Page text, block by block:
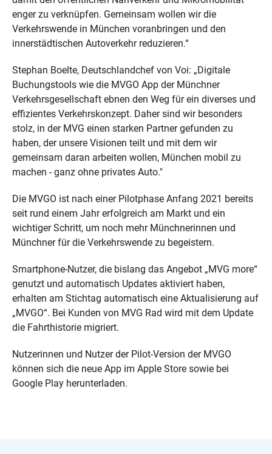
enger zu verknüpfen. Gemeinsam wollen wir die
Verkehrswende in München voranbringen und den
innerstädtischen Autoverkehr reduzieren.“
Stephan Boelte, Deutschlandchef von Voi: „Digitale
Buchungstools wie die MVGO App der Münchner
Verkehrsgesellschaft ebnen den Weg für ein diverses und
effizientes Verkehrskonzept. Daher sind wir besonders
stolz, in der MVG einen starken Partner gefunden zu
haben, der unsere Visionen teilt und mit dem wir
gemeinsam daran arbeiten wollen, München mobil zu
machen - ganz ohne privates Auto."
Die MVGO ist nach einer Pilotphase Anfang 2021 bereits
seit rund einem Jahr erfolgreich am Markt und ein
wichtiger Schritt, um noch mehr Münchnerinnen und
Münchner für die Verkehrswende zu begeistern.
Smartphone-Nutzer, die bislang das Angebot „MVG more“
genutzt und automatisch Updates aktiviert haben,
erhalten am Stichtag automatisch eine Aktualisierung auf
„MVGO“. Bei Kunden von MVG Rad wird mit dem Update
die Fahrthistorie migriert.
Nutzerinnen und Nutzer der Pilot-Version der MVGO
können sich die neue App im Apple Store sowie bei
Google Play herunterladen.